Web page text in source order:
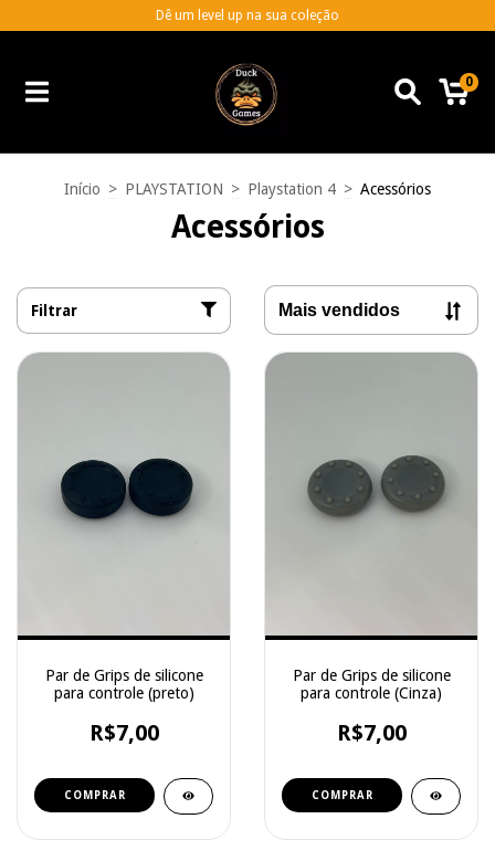
Dê um level up na sua coleção
0
Início > PLAYSTATION > Playstation 4 > Acessórios
Acessórios
Filtrar
Par de Grips de silicone
para controle (preto)
R$7,00
Par de Grips de silicone
para controle (Cinza)
R$7,00